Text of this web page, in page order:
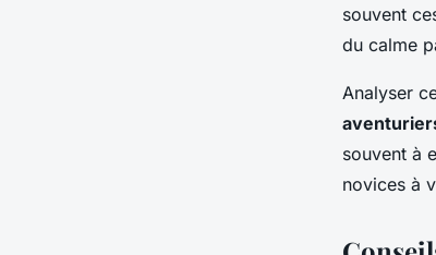
souvent
du calme
Analyser
souvent à
novices à